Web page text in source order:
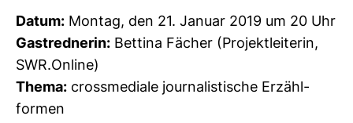
Datum: Montag, den 21. Januar 2019 um 20 Uhr
Gast­red­nerin: Bet­tina Fächer (Pro­jekt­lei­terin,
SWR.Online)
Thema: cross­me­diale jour­na­lis­ti­sche Erzähl­
formen